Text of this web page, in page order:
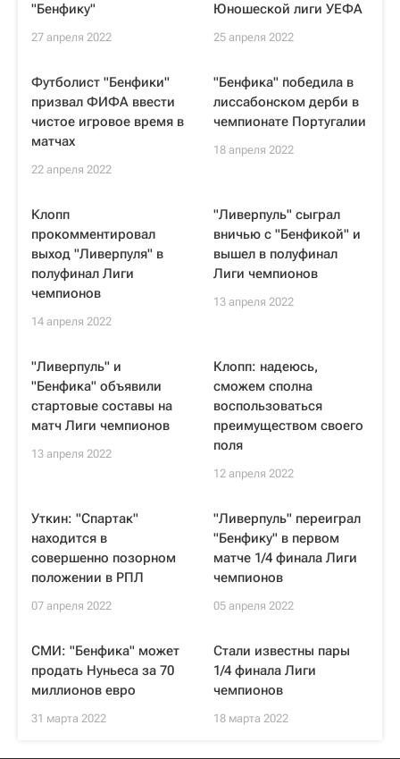
"Бенфику"
27 апреля 2022
Юношеской лиги УЕФА
25 апреля 2022
Футболист "Бенфики"
призвал ФИФА ввести
чистое игровое время в
матчах
22 апреля 2022
"Бенфика" победила в
лиссабонском дерби в
чемпионате Португалии
18 апреля 2022
Клопп
прокомментировал
выход "Ливерпуля" в
полуфинал Лиги
чемпионов
14 апреля 2022
"Ливерпуль" сыграл
вничью с "Бенфикой" и
вышел в полуфинал
Лиги чемпионов
13 апреля 2022
"Ливерпуль" и
"Бенфика" объявили
стартовые составы на
матч Лиги чемпионов
13 апреля 2022
Клопп: надеюсь,
сможем сполна
воспользоваться
преимуществом своего
поля
12 апреля 2022
Уткин: "Спартак"
находится в
совершенно позорном
положении в РПЛ
07 апреля 2022
"Ливерпуль" переиграл
"Бенфику" в первом
матче 1/4 финала Лиги
чемпионов
05 апреля 2022
СМИ: "Бенфика" может
продать Нуньеса за 70
миллионов евро
31 марта 2022
Стали известны пары
1/4 финала Лиги
чемпионов
18 марта 2022